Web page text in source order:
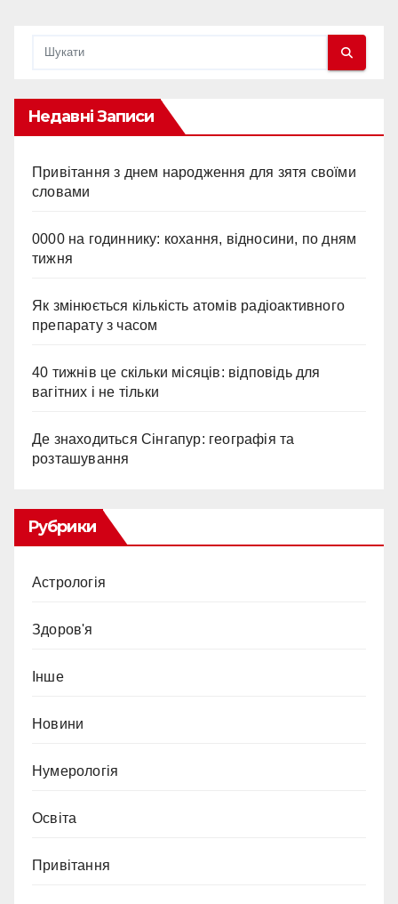
Недавні Записи
Привітання з днем народження для зятя своїми
словами
0000 на годиннику: кохання, відносини, по дням
тижня
Як змінюється кількість атомів радіоактивного
препарату з часом
40 тижнів це скільки місяців: відповідь для
вагітних і не тільки
Де знаходиться Сінгапур: географія та
розташування
Рубрики
Астрологія
Здоров'я
Інше
Новини
Нумерологія
Освіта
Привітання